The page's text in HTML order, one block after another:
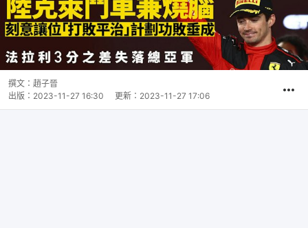
撰文： 趙子晉
出版： 2023-11-27 16:30 更新： 2023-11-27 17:06